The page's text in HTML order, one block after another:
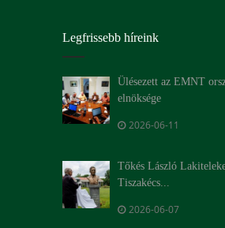
Legfrissebb híreink
Ülésezett az EMNT
elnöksége
2026-06-11
Tőkés László
Tiszakécs...
2026-06-07